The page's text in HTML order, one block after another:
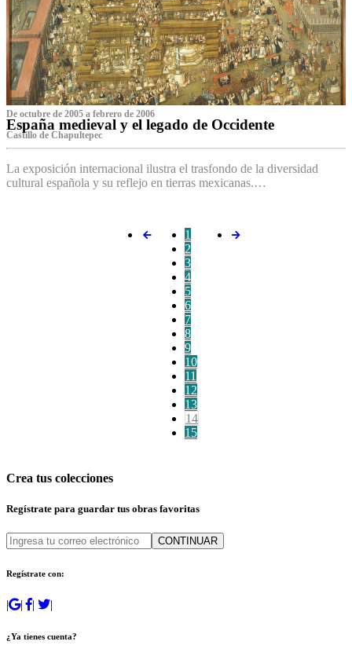
De octubre de 2005 a febrero de 2006
España medieval y el legado de Occidente
Castillo de Chapultepec
La exposición internacional ilustra el trasfondo de la diversidad
cultural española y su reflejo en tierras mexicanas.…
1
2
3
4
5
6
7
8
9
10
11
12
13
14
15
Crea tus colecciones
Regístrate para guardar tus obras favoritas
CONTINUAR
Regístrate con:
| | | |
¿Ya tienes cuenta?